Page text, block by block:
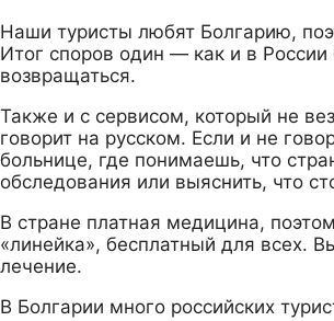
Наши туристы любят Болгарию,
Итог споров один — как и в
возвращаться.
Также и с сервисом, который не
говорит на русском. Если и не
больнице, где понимаешь, что
обследования или выяснить, что
В стране платная медицина,
«линейка», бесплатный для всех.
лечение.
В Болгарии много российских